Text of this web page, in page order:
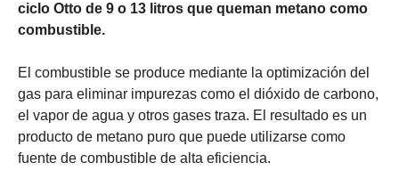
ciclo Otto de 9 o 13 litros que queman metano como
combustible.
El combustible se produce mediante la optimización del
gas para eliminar impurezas como el dióxido de carbono,
el vapor de agua y otros gases traza. El resultado es un
producto de metano puro que puede utilizarse como
fuente de combustible de alta eficiencia.